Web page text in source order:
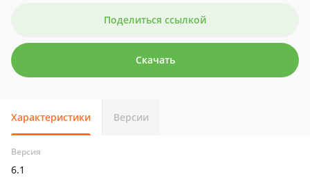
Поделиться ссылкой
Скачать
Характеристики Версии
Версия
6.1